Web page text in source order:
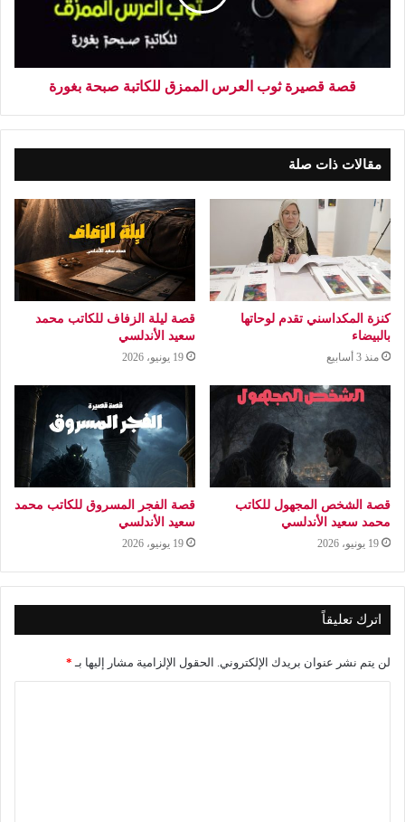
قصة قصيرة ثوب العرس الممزق للكاتبة صبحة بغورة
مقالات ذات صلة
كنزة المكداسني تقدم لوحاتها
بالبيضاء
منذ 3 أسابيع
قصة ليلة الزفاف للكاتب محمد
سعيد الأندلسي
19 يونيو، 2026
قصة الشخص المجهول للكاتب
محمد سعيد الأندلسي
19 يونيو، 2026
قصة الفجر المسروق للكاتب محمد
سعيد الأندلسي
19 يونيو، 2026
اترك تعليقاً
لن يتم نشر عنوان بريدك الإلكتروني. الحقول الإلزامية مشار إليها بـ *